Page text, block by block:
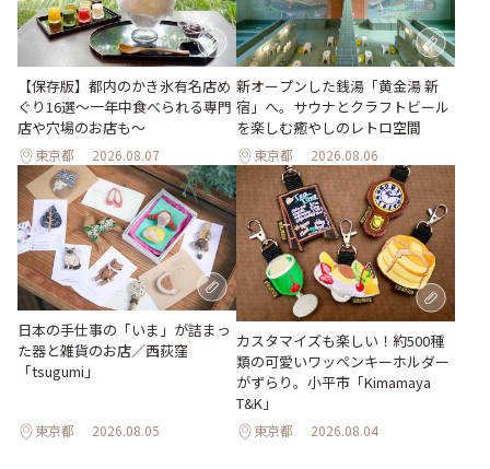
【保存版】都内のかき氷有名店め
ぐり16選～一年中食べられる専門
店や穴場のお店も～
東京都 2026.08.07
新オープンした銭湯「黄金湯 新
宿」へ。サウナとクラフトビール
を楽しむ癒やしのレトロ空間
東京都 2026.08.06
日本の手仕事の「いま」が詰まっ
た器と雑貨のお店／西荻窪
「tsugumi」
東京都 2026.08.05
カスタマイズも楽しい！約500種
類の可愛いワッペンキーホルダー
がずらり。小平市「Kimamaya
T&K」
東京都 2026.08.04